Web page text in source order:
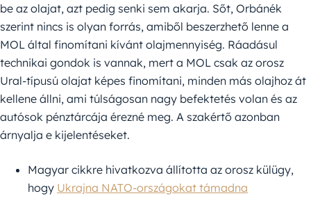
be az olajat, azt pedig senki sem akarja. Sőt, Orbánék
szerint nincs is olyan forrás, amiből beszerzhető lenne a
MOL által finomítani kívánt olajmennyiség. Ráadásul
technikai gondok is vannak, mert a MOL csak az orosz
Ural-típusú olajat képes finomítani, minden más olajhoz át
kellene állni, ami túlságosan nagy befektetés volan és az
autósok pénztárcája érezné meg. A szakértő azonban
árnyalja e kijelentéseket.
Magyar cikkre hivatkozva állította az orosz külügy,
hogy Ukrajna NATO-országokat támadna